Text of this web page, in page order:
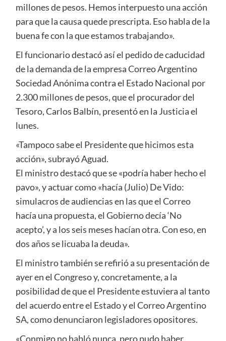
millones de pesos. Hemos interpuesto una acción
para que la causa quede prescripta. Eso habla de la
buena fe con la que estamos trabajando».
El funcionario destacó así el pedido de caducidad
de la demanda de la empresa Correo Argentino
Sociedad Anónima contra el Estado Nacional por
2.300 millones de pesos, que el procurador del
Tesoro, Carlos Balbín, presentó en la Justicia el
lunes.
«Tampoco sabe el Presidente que hicimos esta
acción», subrayó Aguad.
El ministro destacó que se «podría haber hecho el
pavo», y actuar como «hacía (Julio) De Vido:
simulacros de audiencias en las que el Correo
hacía una propuesta, el Gobierno decía ‘No
acepto’, y a los seis meses hacían otra. Con eso, en
dos años se licuaba la deuda».
El ministro también se refirió a su presentación de
ayer en el Congreso y, concretamente, a la
posibilidad de que el Presidente estuviera al tanto
del acuerdo entre el Estado y el Correo Argentino
SA, como denunciaron legisladores opositores.
«Conmigo no habló nunca, pero pudo haber